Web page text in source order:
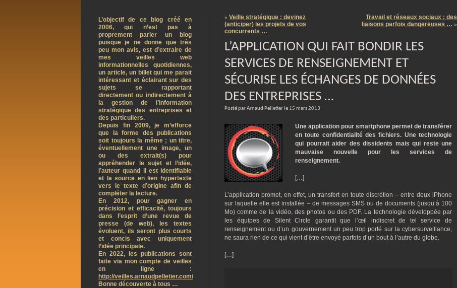
« Veille stratégique : devinez
(anticiper) les projets de vos
concurrents …
Travail et réseaux sociaux : des
liaisons parfois dangereuses … »
L’APPLICATION QUI FAIT BONDIR LES
SERVICES DE RENSEIGNEMENT ET
SÉCURISE LES ÉCHANGES DE DONNÉES
DES ENTREPRISES …
Posté par Arnaud Pelletier le 15 mars 2013
Une application pour smartphone permet de transférer
en toute confidentialité des fichiers. Une technologie
qui pourrait aider des dissidents mais qui reste une
mauvaise nouvelle pour les services de
renseignement.
[…]
L’application promet, en effet, un transfert en toute discrétion – entre deux iPhone
sur laquelle elle est installée – de messages SMS ou de documents (jusqu’à 100
Mo) comme de la vidéo, des photos ou des PDF. La technologie développée par
les équipes de Silent Circle garantit que l’œil indiscret de tel service de
renseignement ou d’un gouvernement un peu trop porté sur la cybersurveillance,
ne saura rien de ce qui vient d’être envoyé parfois d’un bout à l’autre du globe.
[…]
L’objectif de ce blog créé en
2006, qui n’est pas à
proprement parler un blog
puisque je ne donne que très
peu mon avis, est d’extraire de
mes veilles web
informationnelles quotidiennes,
un article, un billet qui me parait
intéressant et éclairant sur des
sujets se rapportant
directement ou indirectement à
la gestion de l’information
stratégique des entreprises et
des particuliers.
Depuis fin 2009, je m’efforce
que la forme des publications
soit toujours la même ; un titre,
éventuellement une image, un
ou des extrait(s) pour
appréhender le sujet et l’idée,
l’auteur quand il est identifiable
et la source en lien hypertexte
vers le texte d’origine afin de
compléter la lecture.
En 2012, pour gagner en
précision et efficacité, toujours
dans l’esprit d’une revue de
presse (de web), les textes
évoluent, ils seront plus courts
et concis avec uniquement
l’idée principale.
En 2022, les publications sont
faite via mon compte de veilles
en ligne :
http://veilles.arnaudpelletier.com/
Bonne découverte à tous …